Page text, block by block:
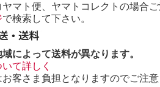
ヤマト便、ヤマトコレクトの場合
で検索して下さい。
によって送料が異なります。
て詳しく
客さま負担となりますのでご注意